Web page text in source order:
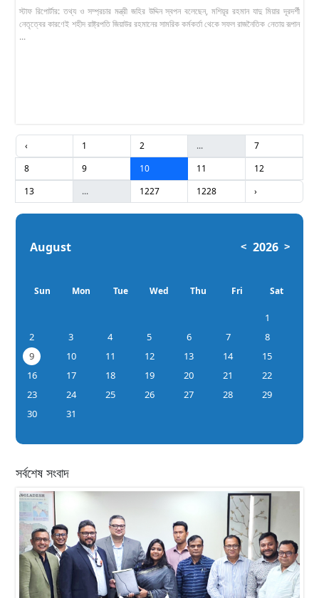
স্টাফ রিপোর্টার: তথ্য ও সম্প্রচার মন্ত্রী জহির উদ্দিন স্বপন বলেছেন, মশিয়ূর রহমান যাদু মিয়ার দূরদর্শী
নেতৃত্বের কারণেই শহীদ রাষ্ট্রপতি জিয়াউর রহমানের সামরিক কর্মকর্তা থেকে সফল রাজনৈতিক নেতায় রূপান
...
‹ 1 2 ...
7
8
9 10 11
12
13
... 1227 1228 ›
August < 2026 >
Sun Mon Tue Wed Thu Fri Sat
1
2
3 4 5 6 7
8
9
10 11 12 13 14
15
16
17 18 19 20 21
22
23
24 25 26 27 28
29
30
31
সর্বশেষ সংবাদ